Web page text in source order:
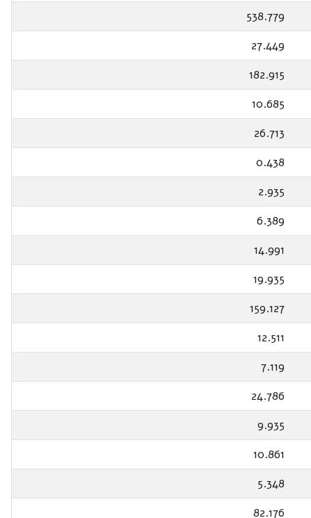
538.779
27.449
182.915
10.685
26.713
0.438
2.935
6.389
14.991
19.935
159.127
12.511
7.119
24.786
9.935
10.861
5.348
82.176